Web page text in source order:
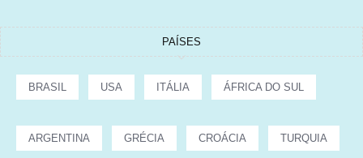
PAÍSES
BRASIL USA ITÁLIA ÁFRICA DO SUL
ARGENTINA GRÉCIA CROÁCIA TURQUIA